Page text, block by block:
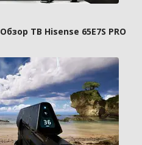
ТВ Hisense 65E7S PRO